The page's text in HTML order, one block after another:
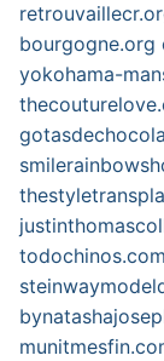
bourgogne.org
yokohama-
todochinos.com